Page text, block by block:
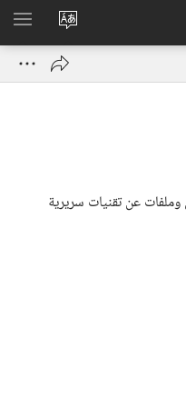
تغيير
لغة
الموقع
عن تقنيات سريرية